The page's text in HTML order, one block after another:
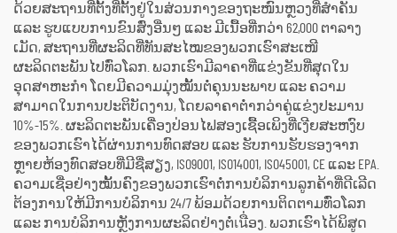
ດ້ວຍສະຖານທີ່ຕັ້ງທີ່ຕັ້ງຢູ່ໃນສ່ວນກາງຂອງຖະໜົນຫຼວງທີ່ສຳຄັນ
ແລະ ຮູບແບບການຂົນສົ່ງອື່ນໆ ແລະ ມີເນື້ອທີ່ກວ່າ 62,000 ຕາລາງ
ເມັດ, ສະຖານທີ່ຜະລິດທີ່ທັນສະໄໝຂອງພວກເຮົາສະເໜີ
ຜະລິດຕະພັນໄປທົ່ວໂລກ. ພວກເຮົາມີລາຄາທີ່ແຂ່ງຂັນທີ່ສຸດໃນ
ອຸດສາຫະກຳ ໂດຍມີຄວາມມຸ່ງໝັ້ນຕໍ່ຄຸນນະພາບ ແລະ ຄວາມ
ສາມາດໃນການປະຕິບັດງານ, ໂດຍລາຄາຕ່ຳກວ່າຄູ່ແຂ່ງປະມານ
10%-15%. ຜະລິດຕະພັນເຄື່ອງປ່ອນໄຟສອງເຊື້ອເພິງທີ່ເງີຍສະຫງົບ
ຂອງພວກເຮົາໄດ້ຜ່ານການທົດສອບ ແລະ ຮັບການຮັບຮອງຈາກ
ຫຼາຍຫ້ອງທົດສອບທີ່ມີຊື່ສຽງ, ISO9001, ISO14001, ISO45001, CE ແລະ EPA.
ຄວາມເຊື່ອຢ່າງໝັ້ນຄົງຂອງພວກເຮົາຕໍ່ການບໍລິການລູກຄ້າທີ່ດີເລີດ
ຕ້ອງການໃຫ້ມີການບໍລິການ 24/7 ພ້ອມດ້ວຍການຕິດຕາມທົ່ວໂລກ
ແລະ ການບໍລິການຫຼັງການຜະລິດຢ່າງຕໍ່เนື່ອງ. ພວກເຮົາໄດ້ພິສູດ